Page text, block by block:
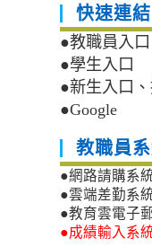
快速連結
●教職員入口
●學生入口
●新生入口
●Google
教職員
●網路請購系
●雲端差勤系
●教育雲電子
●成績輸入系